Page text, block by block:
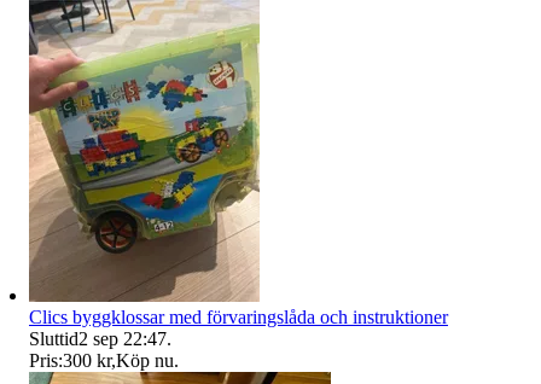
Clics byggklossar med förvaringslåda och instruktioner
Sluttid2 sep 22:47.
Pris:300 kr,Köp nu.